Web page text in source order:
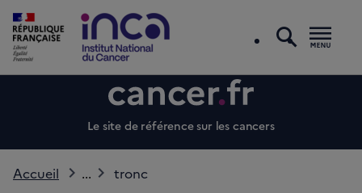
Le site de référence sur les cancers
Accueil ... tronc